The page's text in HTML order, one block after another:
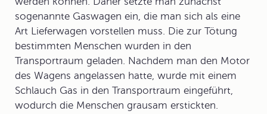
sogenannte Gaswagen ein, die man sich als eine
Art Lieferwagen vorstellen muss. Die zur Tötung
bestimmten Menschen wurden in den
Transportraum geladen. Nachdem man den Motor
des Wagens angelassen hatte, wurde mit einem
Schlauch Gas in den Transportraum eingeführt,
wodurch die Menschen grausam erstickten.